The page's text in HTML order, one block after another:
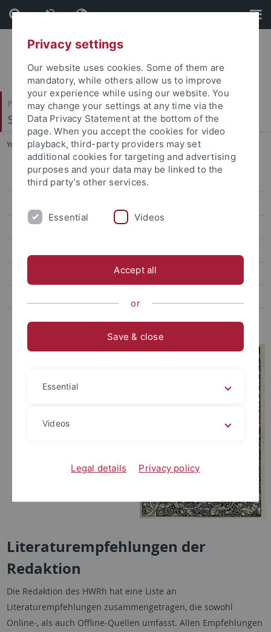
Skip
to
content
Skip
to
footer
Philosophische Fakultät
Seminar für Allgemeine Rhetorik
You are here: Startseite ... Literaturempfehlungen
Neuere Publikationen
Redaktion
Kontakt
Literaturempfehlungen der
Redaktion
Die Redaktion des HWRh hat eine Liste an
Literaturempfehlungen zusammengetragen, die sowohl
Online-, als auch Offline-Quellen umfasst. Allen Empfehlungen
Privacy settings
Our website uses cookies. Some of them are
mandatory, while others allow us to improve
your experience while using our website. You
may change your settings at any time via the
Data Privacy Statement at the bottom of the
page. When you accept the cookies for video
playback, third-party providers may set
additional cookies for targeting and advertising
purposes and your data may be linked to the
third party’s other services.
Essential Videos
Accept all
or
Save & close
Essential
Videos
Legal details Privacy policy